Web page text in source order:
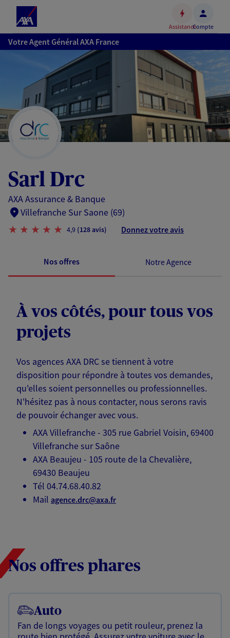
Accéder
au
au
pied
de
AssistanceCompte
Votre Agent Général AXA France
Sarl Drc
AXA Assurance & Banque
Villefranche Sur Saone (69)
4,9 (128 avis) Donnez votre avis
Nos offres Notre Agence
À vos côtés, pour tous vos
projets
Vos agences AXA DRC se tiennent à votre
disposition pour répondre à toutes vos demandes,
qu'elles soient personnelles ou professionnelles.
N'hésitez pas à nous contacter, nous serons ravis
de pouvoir échanger avec vous.
AXA Villefranche - 305 rue Gabriel Voisin, 69400
Villefranche sur Saône
AXA Beaujeu - 105 route de la Chevalière,
69430 Beaujeu
Tél 04.74.68.40.82
Mail agence.drc@axa.fr
Nos offres phares
Auto
Fan de longs voyages ou petit rouleur, prenez la